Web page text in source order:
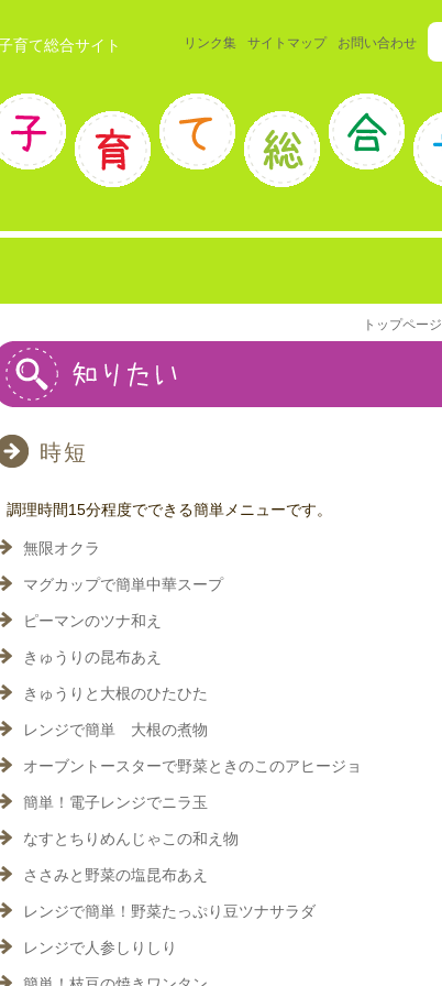
て総合サイト リンク集 サイトマップ お問い合わせ
トップページ
時短
調理時間15分程度でできる簡単メニューです。
無限オクラ
マグカップで簡単中華スープ
ピーマンのツナ和え
きゅうりの昆布あえ
きゅうりと大根のひたひた
レンジで簡単 大根の煮物
オーブントースターで野菜ときのこのアヒージョ
簡単！電子レンジでニラ玉
なすとちりめんじゃこの和え物
ささみと野菜の塩昆布あえ
レンジで簡単！野菜たっぷり豆ツナサラダ
レンジで人参しりしり